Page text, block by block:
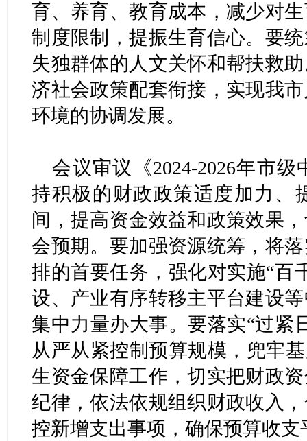
育、养育、教育成本，减少对
制度限制，提振生育信心。要
失独群体的人文关怀和帮扶救
济社会政策配套衔接，实现我
环境的协调发展。
会议审议《2024-2026年市
持积极的财政政策适度加力、
间，提高资金效益和政策效果
会预期。要加强资源统筹，将
排的首要任务，强化对实施“百
设、产业有序转移主平台建设
集中力量办大事。要落实“过紧
从严从紧控制预算规模，兜牢
生资金保障工作，切实把财政
纪律，依法依规组织财政收入
控新增支出事项，确保预算收支